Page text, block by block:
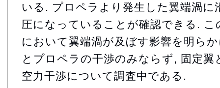
いる. プロペラより発生した翼端渦に
圧になっていることが確認できる. こ
において翼端渦が及ぼす影響を明ら
とプロペラの干渉のみならず, 固定翼
空力干渉について調査中である.